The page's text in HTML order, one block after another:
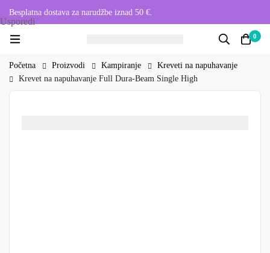
Besplatna dostava za narudžbe iznad 50 €.
0
Početna Proizvodi Kampiranje
Kreveti na napuhavanje
Krevet na napuhavanje Full Dura-Beam Single High
Usporedi